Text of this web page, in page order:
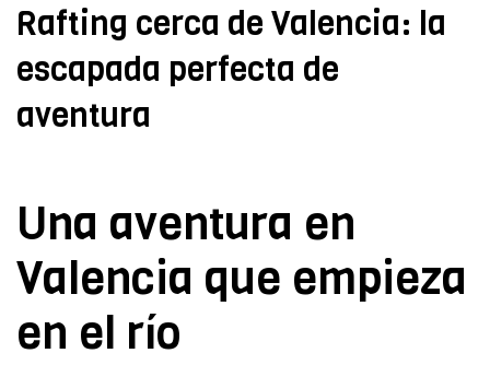
Rafting cerca de Valencia: la
escapada perfecta de
aventura
Una aventura en
Valencia que empieza
en el río